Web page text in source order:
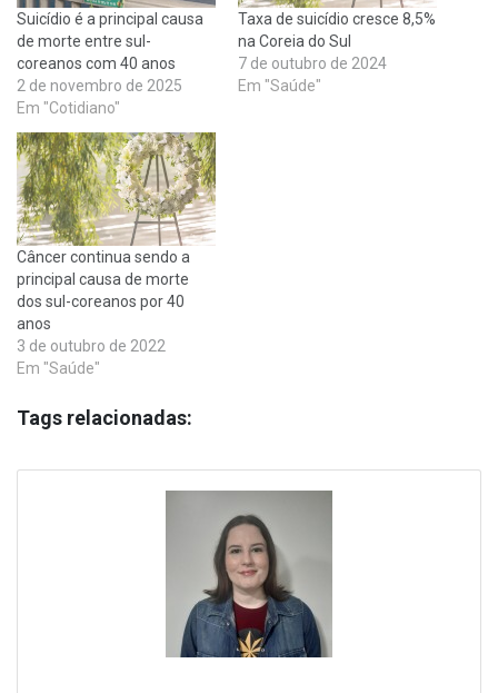
Suicídio é a principal causa
de morte entre sul-
coreanos com 40 anos
2 de novembro de 2025
Em "Cotidiano"
Taxa de suicídio cresce 8,5%
na Coreia do Sul
7 de outubro de 2024
Em "Saúde"
Câncer continua sendo a
principal causa de morte
dos sul-coreanos por 40
anos
3 de outubro de 2022
Em "Saúde"
Tags relacionadas: